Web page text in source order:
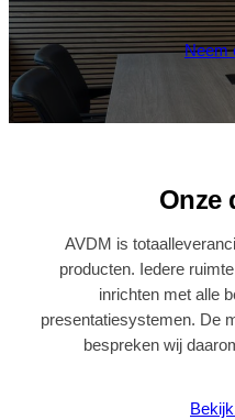
Neem
Onze
AVDM is
producten. Iedere
inrichten met alle
presentatiesystemen. De
bespreken wij